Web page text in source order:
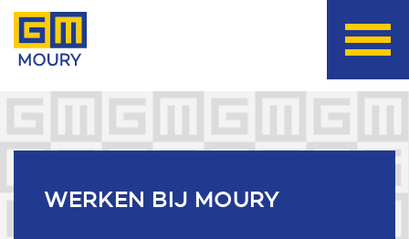
WERKEN BIJ MOURY